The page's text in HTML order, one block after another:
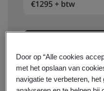
€1295 + btw
Beschikbaar om te
Door op “Alle cookies
met het opslaan van
navigatie te verbeteren,